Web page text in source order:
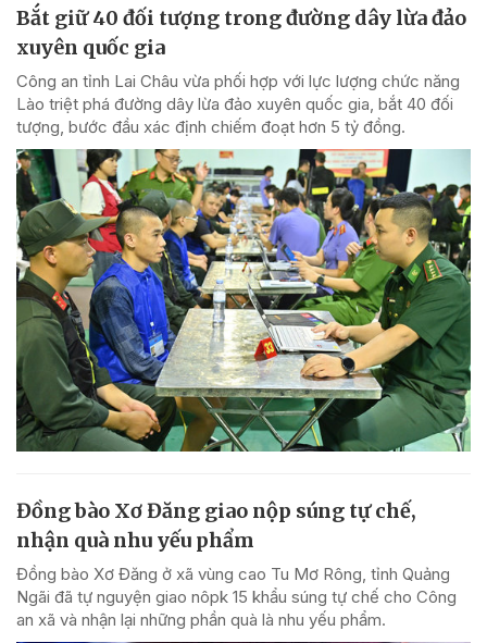
Bắt giữ 40 đối tượng trong đường dây lừa đảo
xuyên quốc gia
Công an tỉnh Lai Châu vừa phối hợp với lực lượng chức năng
Lào triệt phá đường dây lừa đảo xuyên quốc gia, bắt 40 đối
tượng, bước đầu xác định chiếm đoạt hơn 5 tỷ đồng.
Đồng bào Xơ Đăng giao nộp súng tự chế,
nhận quà nhu yếu phẩm
Đồng bào Xơ Đăng ở xã vùng cao Tu Mơ Rông, tỉnh Quảng
Ngãi đã tự nguyện giao nôpk 15 khẩu súng tự chế cho Công
an xã và nhận lại những phần quà là nhu yếu phẩm.